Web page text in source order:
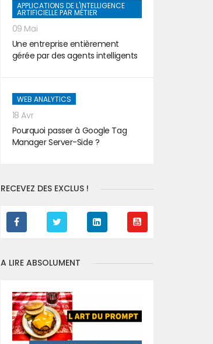
APPLICATIONS DE L'INTELLIGENCE
ARTIFICIELLE PAR MÉTIER
09 Mai
Une entreprise entièrement
gérée par des agents intelligents
WEB ANALYTICS
18 Avr
Pourquoi passer à Google Tag
Manager Server-Side ?
RECEVEZ DES EXCLUS !
A LIRE ABSOLUMENT